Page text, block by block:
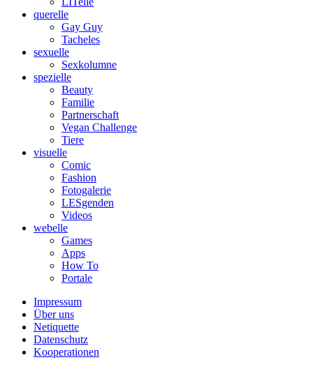
querelle
Gay Guy
Tacheles
sexuelle
Sexkolumne
spezielle
Beauty
Familie
Partnerschaft
Vegan Challenge
Tiere
visuelle
Comic
Fashion
Fotogalerie
LESgenden
Videos
webelle
Games
Apps
How To
Portale
Impressum
Über uns
Netiquette
Datenschutz
Kooperationen